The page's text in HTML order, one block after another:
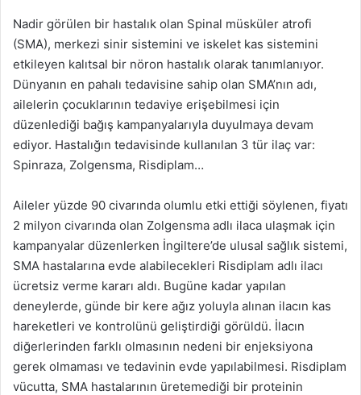
Nadir görülen bir hastalık olan Spinal müsküler atrofi
(SMA), merkezi sinir sistemini ve iskelet kas sistemini
etkileyen kalıtsal bir nöron hastalık olarak tanımlanıyor.
Dünyanın en pahalı tedavisine sahip olan SMA’nın adı,
ailelerin çocuklarının tedaviye erişebilmesi için
düzenlediği bağış kampanyalarıyla duyulmaya devam
ediyor. Hastalığın tedavisinde kullanılan 3 tür ilaç var:
Spinraza, Zolgensma, Risdiplam…
Aileler yüzde 90 civarında olumlu etki ettiği söylenen, fiyatı
2 milyon civarında olan Zolgensma adlı ilaca ulaşmak için
kampanyalar düzenlerken İngiltere’de ulusal sağlık sistemi,
SMA hastalarına evde alabilecekleri Risdiplam adlı ilacı
ücretsiz verme kararı aldı. Bugüne kadar yapılan
deneylerde, günde bir kere ağız yoluyla alınan ilacın kas
hareketleri ve kontrolünü geliştirdiği görüldü. İlacın
diğerlerinden farklı olmasının nedeni bir enjeksiyona
gerek olmaması ve tedavinin evde yapılabilmesi. Risdiplam
vücutta, SMA hastalarının üretemediği bir proteinin